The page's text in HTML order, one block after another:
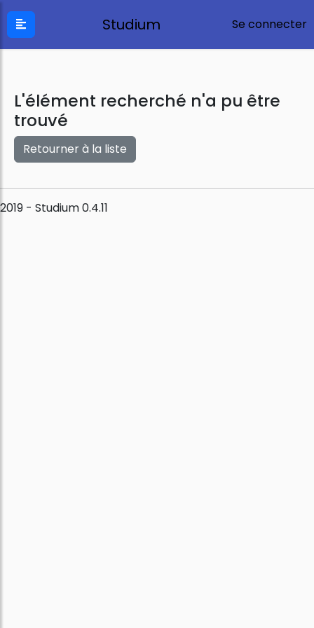
Studium Se connecter
L'élément recherché n'a pu être
trouvé
Retourner à la liste
2019 - Studium 0.4.11